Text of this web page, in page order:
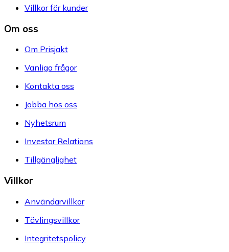
Villkor för kunder
Om oss
Om Prisjakt
Vanliga frågor
Kontakta oss
Jobba hos oss
Nyhetsrum
Investor Relations
Tillgänglighet
Villkor
Användarvillkor
Tävlingsvillkor
Integritetspolicy